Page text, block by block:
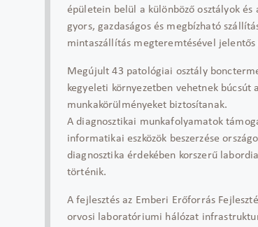
épületein belül a különböző osztályok
gyors, gazdaságos és megbízható
mintaszállítás megteremtésével
Megújult 43 patológiai osztály
kegyeleti környezetben vehetnek búcsút
munkakörülményeket biztosítanak.
A diagnosztikai munkafolyamatok
informatikai eszközök beszerzése
diagnosztika érdekében korszerű
történik.
A fejlesztés az Emberi Erőforrás
orvosi laboratóriumi hálózat